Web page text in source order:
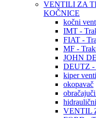
VENTILI ZA
KOČNICE
kočni
IMT -
FIAT -
MF -
JOHN
DEUTZ -
kiper
okopavač
VENTIL